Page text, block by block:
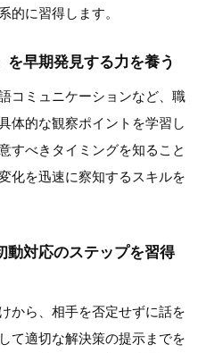
的に習得します。
早期発見する力を養う
コミュニケーションなど、職
体的な観察ポイントを学習し
すべきタイミングを知ること
化を迅速に察知するスキルを
動対応のステップを習得
から、相手を否定せずに話を
て適切な解決策の提示までを